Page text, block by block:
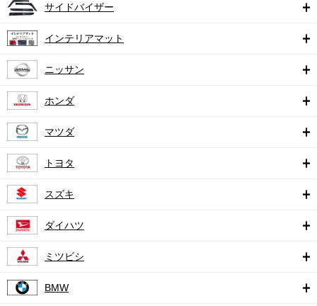
サイドバイザー
インテリアマット
ニッサン
ホンダ
マツダ
トヨタ
スズキ
ダイハツ
ミツビシ
BMW